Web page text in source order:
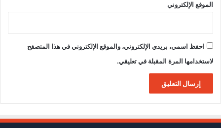
الموقع الإلكتروني
احفظ اسمي، بريدي الإلكتروني، والموقع الإلكتروني في هذا المتصفح
لاستخدامها المرة المقبلة في تعليقي.